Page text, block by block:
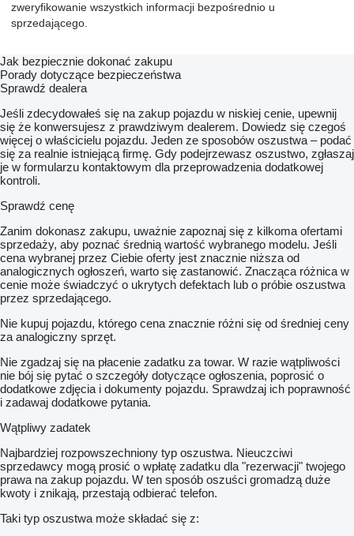
zweryfikowanie wszystkich informacji bezpośrednio u
sprzedającego.
Jak bezpiecznie dokonać zakupu
Porady dotyczące bezpieczeństwa
Sprawdź dealera
Jeśli zdecydowałeś się na zakup pojazdu w niskiej cenie, upewnij
się że konwersujesz z prawdziwym dealerem. Dowiedz się czegoś
więcej o właścicielu pojazdu. Jeden ze sposobów oszustwa – podać
się za realnie istniejącą firmę. Gdy podejrzewasz oszustwo, zgłaszaj
je w formularzu kontaktowym dla przeprowadzenia dodatkowej
kontroli.
Sprawdź cenę
Zanim dokonasz zakupu, uważnie zapoznaj się z kilkoma ofertami
sprzedaży, aby poznać średnią wartość wybranego modelu. Jeśli
cena wybranej przez Ciebie oferty jest znacznie niższa od
analogicznych ogłoszeń, warto się zastanowić. Znacząca różnica w
cenie może świadczyć o ukrytych defektach lub o próbie oszustwa
przez sprzedającego.
Nie kupuj pojazdu, którego cena znacznie różni się od średniej ceny
za analogiczny sprzęt.
Nie zgadzaj się na płacenie zadatku za towar. W razie wątpliwości
nie bój się pytać o szczegóły dotyczące ogłoszenia, poprosić o
dodatkowe zdjęcia i dokumenty pojazdu. Sprawdzaj ich poprawność
i zadawaj dodatkowe pytania.
Wątpliwy zadatek
Najbardziej rozpowszechniony typ oszustwa. Nieuczciwi
sprzedawcy mogą prosić o wpłatę zadatku dla "rezerwacji" twojego
prawa na zakup pojazdu. W ten sposób oszuści gromadzą duże
kwoty i znikają, przestają odbierać telefon.
Taki typ oszustwa może składać się z: